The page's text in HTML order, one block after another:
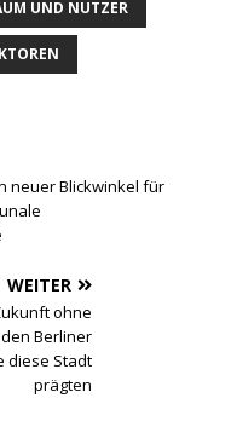
UND NUTZER
neuer Blickwinkel für
WEITER
ohne
Berliner
diese Stadt
prägten